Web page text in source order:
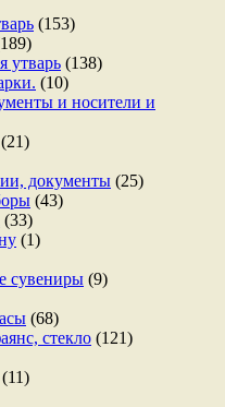
(153)
утварь (138)
(10)
и носители и
(21)
документы (25)
(43)
(33)
(1)
сувениры (9)
(68)
стекло (121)
(11)